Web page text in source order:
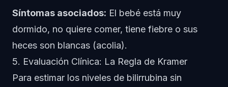
Síntomas asociados: El bebé está muy
dormido, no quiere comer, tiene fiebre o sus
heces son blancas (acolia).
5. Evaluación Clínica: La Regla de Kramer
Para estimar los niveles de bilirrubina sin